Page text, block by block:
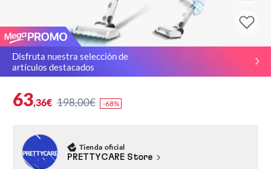
Disfruta nuestra selección de
artículos destacados
63,36€ 198,00€ -68%
Tienda oficial
PRETTYCARE Store